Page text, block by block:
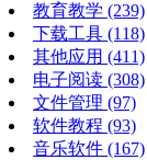
教育教学 (239)
下载工具 (118)
其他应用 (411)
电子阅读 (308)
文件管理 (97)
软件教程 (93)
音乐软件 (167)